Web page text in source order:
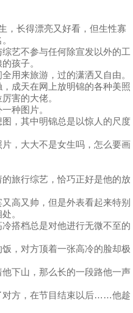
长得漂亮又好看，但生性寡
不参与任何除宣发以外的工
孩子。
来旅游，过的潇洒又自由。
成天在网上放明锦的各种美照
害的大佬。
种图片。
，其中明锦总是以惊人的尺度
，大大不是女生吗，怎么要画
旅行综艺，恰巧正好是他的放
又帅，但是外表看起来特别
。
搭档总是对他进行无微不至的
，对方顶着一张高冷的脸却极
下山，那么长的一段路他一声
方，在节目结束以后……他趁